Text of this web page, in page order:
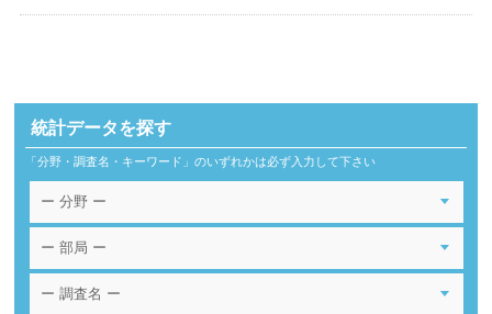
統計データを探す
「分野・調査名・キーワード」のいずれかは必ず入力して下さい